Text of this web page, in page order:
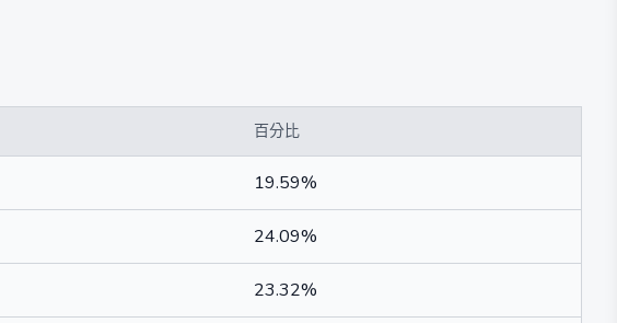
百分比
19.59%
24.09%
23.32%